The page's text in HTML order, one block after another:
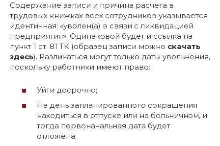
Содержание записи и причина расчета в
трудовых книжках всех сотрудников указывается
идентичная: «уволен(а) в связи с ликвидацией
предприятия». Одинаковой будет и ссылка на
пункт 1 ст. 81 ТК (образец записи можно скачать
здесь). Различаться могут только даты увольнения,
поскольку работники имеют право:
Уйти досрочно;
На день запланированного сокращения
находиться в отпуске или на больничном, и
тогда первоначальная дата будет
отложена;